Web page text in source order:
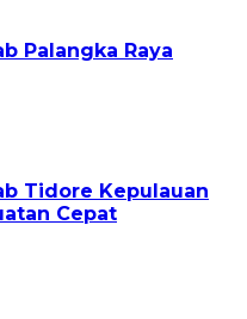
Palangka Raya
Tidore Kepulauan
Cepat